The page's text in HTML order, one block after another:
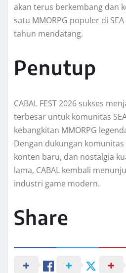
akan terus berkembang dan
satu MMORPG populer di
tahun mendatang.
Penutup
CABAL FEST 2026 sukses
terbesar untuk komunitas
kebangkitan MMORPG
Dengan dukungan
konten baru, dan nostalgia
lama, CABAL kembali
industri game modern.
Share